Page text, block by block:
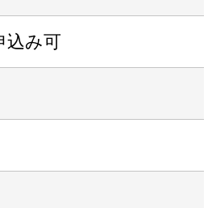
込み可